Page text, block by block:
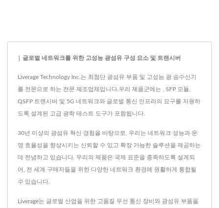
| 글로벌 네트워크를 위한 고성능 광섬유 구성 요소 및 트랜시버
Liverage Technology Inc.는 최첨단 광섬유 부품 및 고성능 광 송수신기
를 전문으로 하는 전문 제조업체입니다.우리 제품군에는 , SFP 모듈,
QSFP 트랜시버 및 5G 네트워크와 글로벌 통신 인프라의 요구를 지원하
도록 설계된 고급 광학 테스트 도구가 포함됩니다.
30년 이상의 광섬유 혁신 경험을 바탕으로, 우리는 네트워크 성능과 운
영 효율성을 향상시키는 신뢰할 수 있고 확장 가능한 솔루션을 제공하는
데 전념하고 있습니다. 우리의 제품은 국제 표준을 충족하도록 설계되
어, 전 세계 구매자들을 위한 다양한 네트워크 환경에 원활하게 통합될
수 있습니다.
Liverage는 글로벌 산업을 위한 고품질 무선 통신 장비와 광섬유 부품을